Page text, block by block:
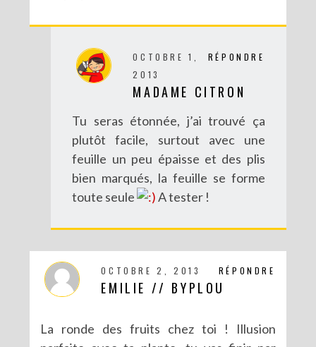
RÉPONDRE
OCTOBRE 1,
2013
MADAME CITRON
Tu seras étonnée, j’ai trouvé ça
plutôt facile, surtout avec une
feuille un peu épaisse et des plis
bien marqués, la feuille se forme
toute seule
A tester !
RÉPONDRE
OCTOBRE 2, 2013
EMILIE // BYPLOU
La ronde des fruits chez toi ! Illusion